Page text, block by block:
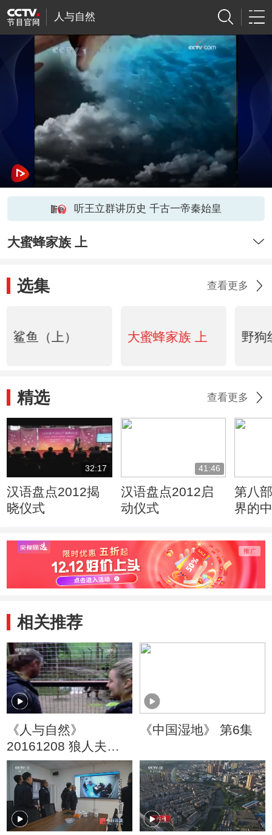
人与自然
听王立群讲历史 千古一帝秦始皇
大蜜蜂家族 上
选集 查看更多
鲨鱼（上） 大蜜蜂家族 上 野狗
精选 查看更多
32:17
汉语盘点2012揭
晓仪式
41:46
汉语盘点2012启
动仪式
第八
界的
相关推荐
《人与自然》
20161208 狼人夫妻
（一）
《中国湿地》 第6集